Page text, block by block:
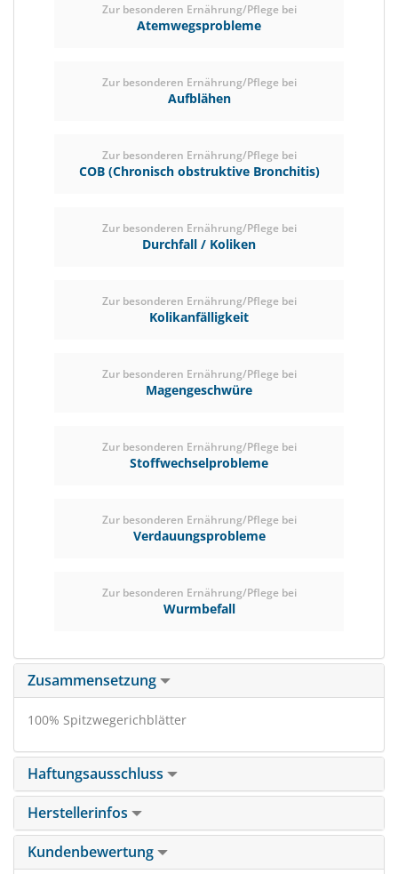
Zur besonderen Ernährung/Pflege bei
Atemwegsprobleme
Zur besonderen Ernährung/Pflege bei
Aufblähen
Zur besonderen Ernährung/Pflege bei
COB (Chronisch obstruktive Bronchitis)
Zur besonderen Ernährung/Pflege bei
Durchfall / Koliken
Zur besonderen Ernährung/Pflege bei
Kolikanfälligkeit
Zur besonderen Ernährung/Pflege bei
Magengeschwüre
Zur besonderen Ernährung/Pflege bei
Stoffwechselprobleme
Zur besonderen Ernährung/Pflege bei
Verdauungsprobleme
Zur besonderen Ernährung/Pflege bei
Wurmbefall
Zusammensetzung
100% Spitzwegerichblätter
Haftungsausschluss
Herstellerinfos
Kundenbewertung